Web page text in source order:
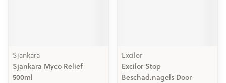
Sjankara
Sjankara Myco Relief
500ml
Excilor
Excilor Stop
Beschad.nagels Door